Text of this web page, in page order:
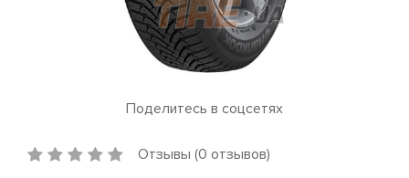
Поделитесь в соцсетях
Отзывы (0 отзывов)